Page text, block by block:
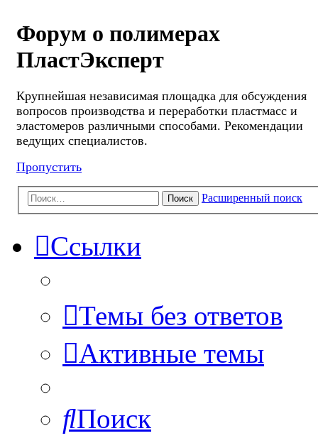
Форум о полимерах
ПластЭксперт
Крупнейшая независимая площадка для обсуждения
вопросов производства и переработки пластмасс и
эластомеров различными способами. Рекомендации
ведущих специалистов.
Пропустить
Поиск Расширенный поиск
Ссылки
Темы без ответов
Активные темы
Поиск